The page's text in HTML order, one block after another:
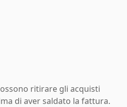
ritirare gli acquisti
di aver saldato la fattura.